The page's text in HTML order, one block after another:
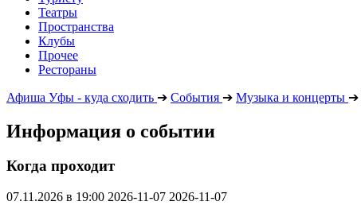
Театры
Пространства
Клубы
Прочее
Рестораны
Афиша Уфы - куда сходить ➔ События ➔ Музыка и концерты ➔
Информация о событии
Когда проходит
07.11.2026 в 19:00 2026-11-07 2026-11-07